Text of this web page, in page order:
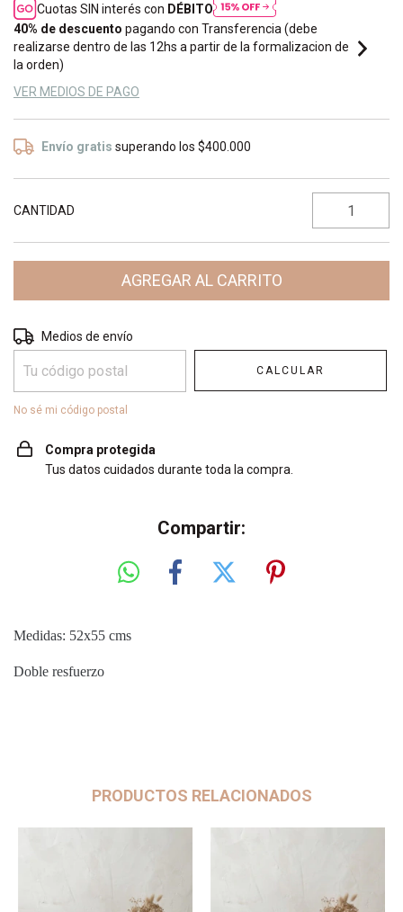
Cuotas SIN interés con DÉBITO
40% de descuento pagando con Transferencia (debe
realizarse dentro de las 12hs a partir de la formalizacion de
la orden)
VER MEDIOS DE PAGO
Envío gratis superando los$400.000
CANTIDAD
Entregas para el CP:
Medios de envío
CALCULAR
No sé mi código postal
Compra protegida
Tus datos cuidados durante toda la compra.
Compartir:
Medidas: 52x55 cms
Doble resfuerzo
PRODUCTOS RELACIONADOS